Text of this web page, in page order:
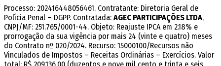
Processo: 202416448056461. Contratante: Diretoria Geral de
Polícia Penal – DGPP. Contratada: AGEC PARTICIPAÇÕES LTDA,
CNPJ/MF: 251.765/0001-44. Objeto: Reajuste IPCA em 2.18% e
prorrogação da sua vigência por mais 24 (vinte e quatro) meses
do Contrato nº 020/2024. Recurso: 15000100/Recursos não
Vinculados de Impostos – Receitas Ordinárias – Exercícios. Valor